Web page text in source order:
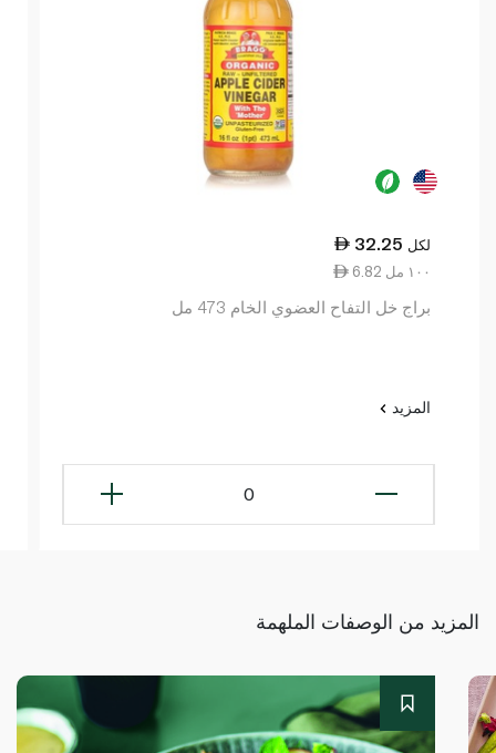
32.25 لكل
6.82 ١٠٠ مل
براج خل التفاح العضوي الخام 473 مل
المزيد
0
المزيد من الوصفات الملهمة